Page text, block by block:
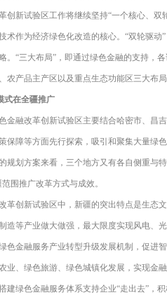
创新试验区工作将继续坚持“一个核心、
术作为经济绿色化改造的核心。“双轮驱
。“三大布局”，即通过绿色金融的支持，
农产品主产区以及重点生态功能区三大布
式在全疆推广
金融改革创新试验区主要结合哈密市、昌
保障等方面先行探索，吸引和聚集大量绿
规划方案来看，三个地方又有各自侧重与
围推广改革方式与成效。
革创新试验区中，新疆的突出特点是生态
造等产业做大做强，最大限度实现风电、
色金融服务产业转型升级发展机制，促进
业、绿色旅游、绿色城镇化发展，实现金
建绿色金融服务体系支持企业“走出去”，